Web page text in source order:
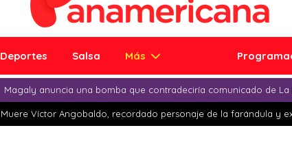
Deportes Salsa Más
Magaly anuncia una bomba que contradeciría comunicado de La
Muere Víctor Angobaldo, recordado personaje de la farándula y